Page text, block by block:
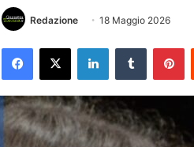
Redazione 18 Maggio 2026